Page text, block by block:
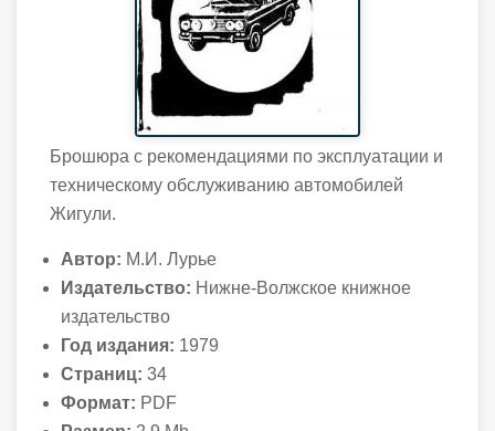
Брошюра с рекомендациями по эксплуатации и
техническому обслуживанию автомобилей
Жигули.
Автор: М.И. Лурье
Издательство: Нижне-Волжское книжное
издательство
Год издания: 1979
Страниц: 34
Формат: PDF